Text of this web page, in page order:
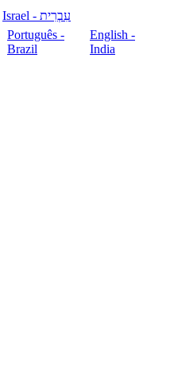
עִבְרִית - Israel
Português -
Brazil
English -
India